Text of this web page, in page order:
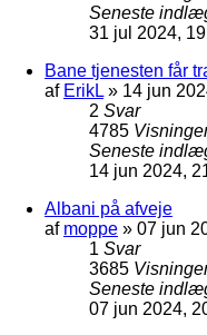
Seneste
31 jul 2024,
Bane tjenesten får
af ErikL » 14 jun
2 Svar
4785
Seneste
14 jun 2024,
Albani på afveje
af moppe » 07 jun
1 Svar
3685
Seneste
07 jun 2024,